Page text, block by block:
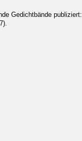
Gedichtbände publiziert: